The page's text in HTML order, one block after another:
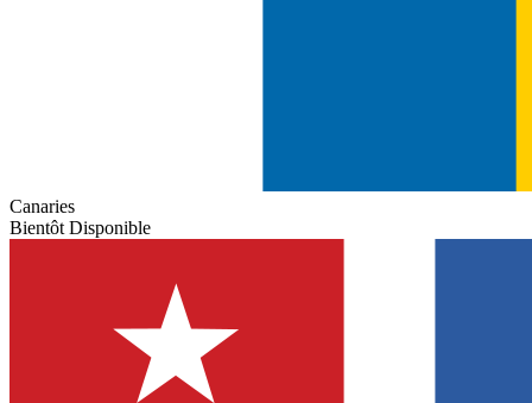
Canaries
Bientôt Disponible